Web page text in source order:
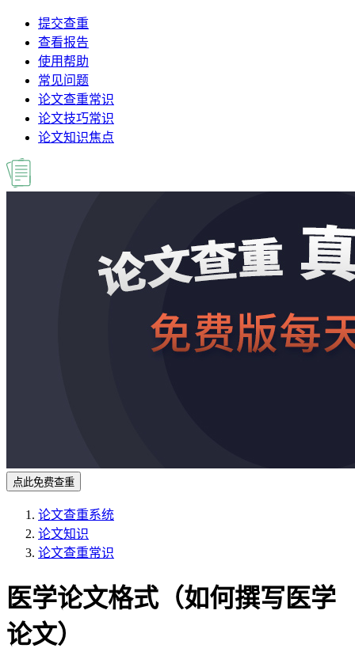
提交查重
查看报告
使用帮助
常见问题
论文查重常识
论文技巧常识
论文知识焦点
点此免费查重
论文查重系统
论文知识
论文查重常识
医学论文格式（如何撰写医学
论文）